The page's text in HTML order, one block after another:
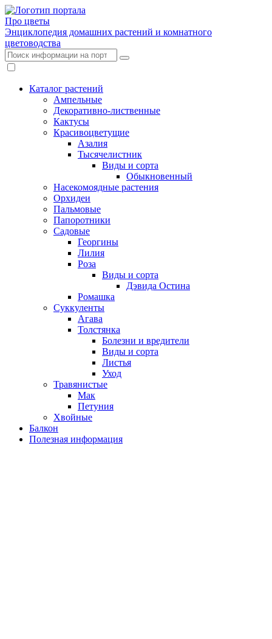
Про цветы
Энциклопедия домашних растений и комнатного
цветоводства
Каталог растений
Ампельные
Декоративно-лиственные
Кактусы
Красивоцветущие
Азалия
Тысячелистник
Виды и сорта
Обыкновенный
Насекомоядные растения
Орхидеи
Пальмовые
Папоротники
Садовые
Георгины
Лилия
Роза
Виды и сорта
Дэвида Остина
Ромашка
Суккуленты
Агава
Толстянка
Болезни и вредители
Виды и сорта
Листья
Уход
Травянистые
Мак
Петуния
Хвойные
Балкон
Полезная информация